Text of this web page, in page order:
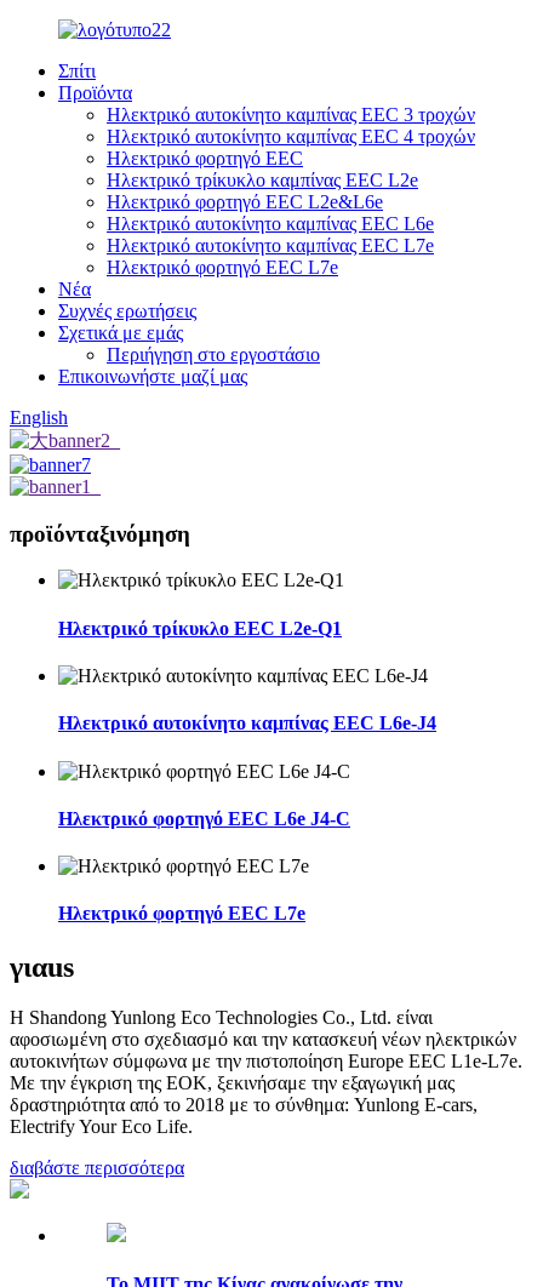
Σπίτι
Προϊόντα
Ηλεκτρικό αυτοκίνητο καμπίνας EEC 3 τροχών
Ηλεκτρικό αυτοκίνητο καμπίνας EEC 4 τροχών
Ηλεκτρικό φορτηγό EEC
Ηλεκτρικό τρίκυκλο καμπίνας EEC L2e
Ηλεκτρικό φορτηγό EEC L2e&L6e
Ηλεκτρικό αυτοκίνητο καμπίνας EEC L6e
Ηλεκτρικό αυτοκίνητο καμπίνας EEC L7e
Ηλεκτρικό φορτηγό EEC L7e
Νέα
Συχνές ερωτήσεις
Σχετικά με εμάς
Περιήγηση στο εργοστάσιο
Επικοινωνήστε μαζί μας
English
προϊόνταξινόμηση
Ηλεκτρικό τρίκυκλο EEC L2e-Q1
Ηλεκτρικό αυτοκίνητο καμπίνας EEC L6e-J4
Ηλεκτρικό φορτηγό EEC L6e J4-C
Ηλεκτρικό φορτηγό EEC L7e
γιαus
Η Shandong Yunlong Eco Technologies Co., Ltd. είναι
αφοσιωμένη στο σχεδιασμό και την κατασκευή νέων ηλεκτρικών
αυτοκινήτων σύμφωνα με την πιστοποίηση Europe EEC L1e-L7e.
Με την έγκριση της ΕΟΚ, ξεκινήσαμε την εξαγωγική μας
δραστηριότητα από το 2018 με το σύνθημα: Yunlong E-cars,
Electrify Your Eco Life.
διαβάστε περισσότερα